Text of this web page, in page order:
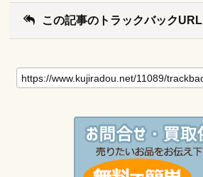
この記事のトラックバックURL